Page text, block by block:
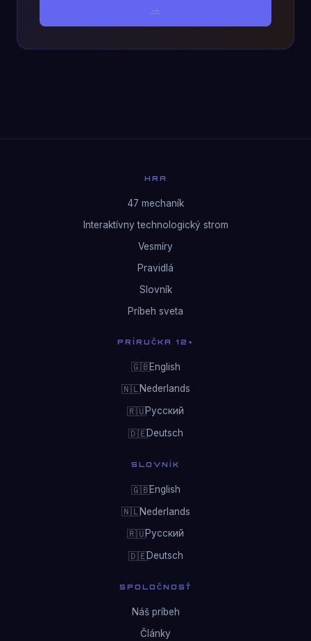
→
HRA
47 mechaník
Interaktívny technologický strom
Vesmíry
Pravidlá
Slovník
Príbeh sveta
PRÍRUČKA 12+
🇬🇧English
🇳🇱Nederlands
🇷🇺Русский
🇩🇪Deutsch
SLOVNÍK
🇬🇧English
🇳🇱Nederlands
🇷🇺Русский
🇩🇪Deutsch
SPOLOČNOSŤ
Náš príbeh
Články